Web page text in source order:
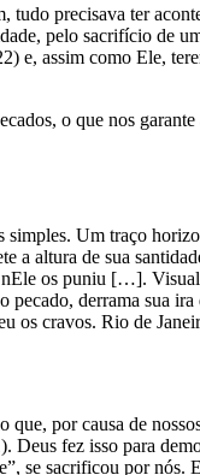
tudo precisava ter
pelo sacrifício de
e, assim como Ele,
o que nos
simples. Um traço
a altura de sua
nEle os puniu […].
derrama sua ira
os cravos. Rio de
por causa de
fez isso para
se sacrificou por